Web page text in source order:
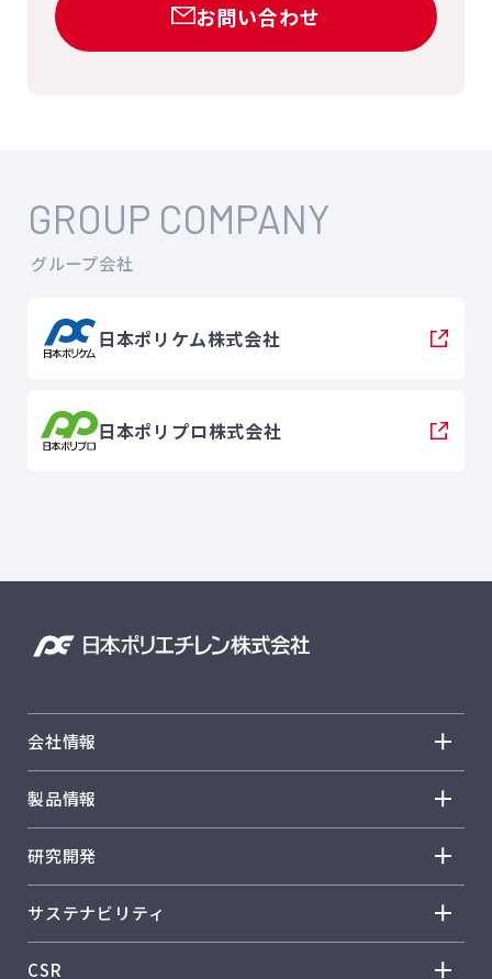
お問い合わせ
GROUP COMPANY
グループ会社
日本ポリケム株式会社
日本ポリプロ株式会社
会社情報
会社情報 トップ
トップメッセージ
企業理念
事業概要
会社概要
製品情報
製品情報 トップ
ノバテック™ HD
ノバテック™ LL
ノバテック™ LD
研究開発
研究開発 トップ
R&D方針・戦略
サステナビリティ
サステナビリティ トップ
CSR